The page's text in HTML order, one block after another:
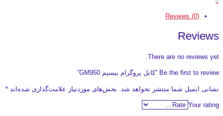
Reviews (0)
Reviews
There are no reviews yet.
Be the first to review “کابل پروگرام بیسیم GM950”
نشانی ایمیل شما منتشر نخواهد شد. بخش‌های موردنیاز علامت‌گذاری شده‌اند *
Your rating